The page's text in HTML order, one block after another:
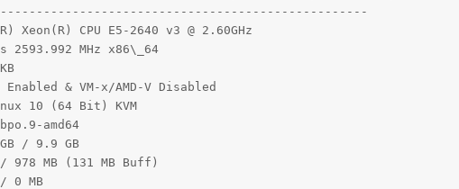
Xeon(R) CPU E5-2640 v3 @ 2.60GHz
2593.992 MHz x86\_64
& VM-x/AMD-V Disabled
10 (64 Bit) KVM
amd64
/ 9.9 GB
978 MB (131 MB Buff)
0 MB